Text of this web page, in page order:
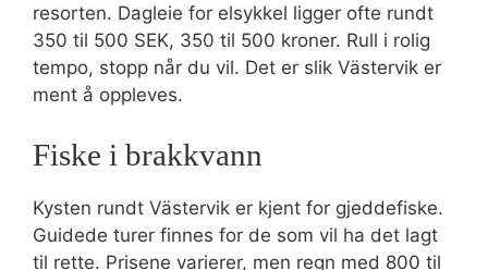
resorten. Dagleie for elsykkel ligger ofte rundt
350 til 500 SEK, 350 til 500 kroner. Rull i rolig
tempo, stopp når du vil. Det er slik Västervik er
ment å oppleves.
Fiske i brakkvann
Kysten rundt Västervik er kjent for gjeddefiske.
Guidede turer finnes for de som vil ha det lagt
til rette. Prisene varierer, men regn med 800 til